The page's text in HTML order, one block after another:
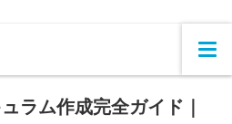
ラム作成完全ガイド｜